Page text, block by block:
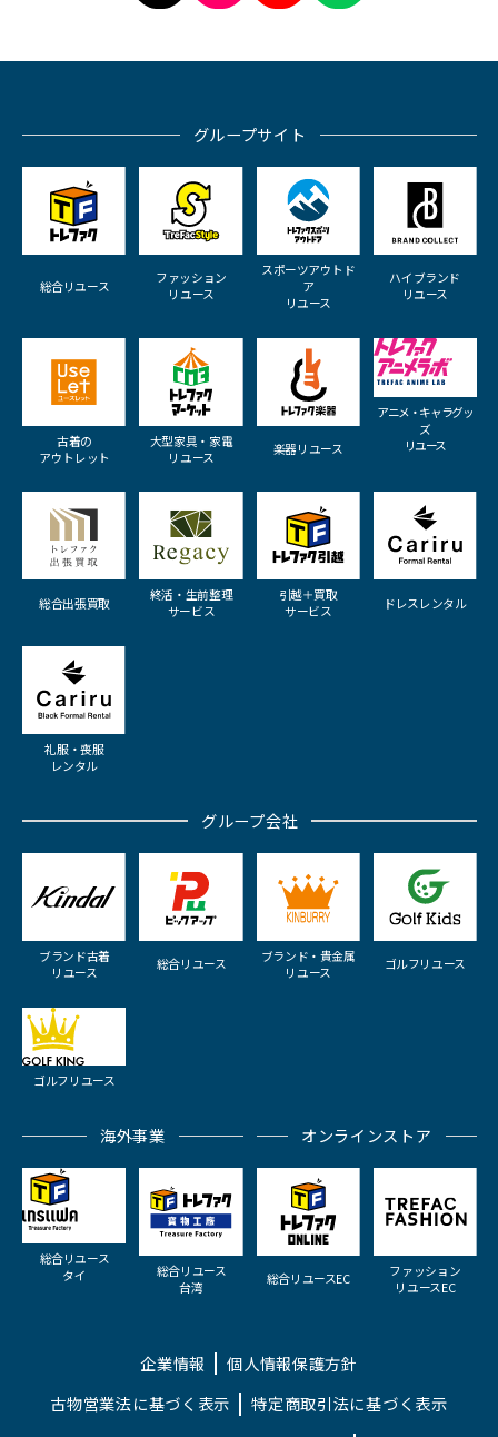
グループサイト
総合リユース
ファッション
リユース
スポーツアウトド
ア
リユース
ハイブランド
リユース
古着の
アウトレット
大型家具・家電
リユース
楽器リユース
アニメ・キャラグッ
ズ
リユース
総合出張買取
終活・生前整理
サービス
引越＋買取
サービス
ドレスレンタル
礼服・喪服
レンタル
グループ会社
ブランド古着
リユース
総合リユース
ブランド・貴金属
リユース
ゴルフリユース
ゴルフリユース
海外事業
総合リユース
タイ
総合リユース
台湾
オンラインストア
総合リユースEC
ファッション
リユースEC
企業情報
個人情報保護方針
古物営業法に基づく表示
特定商取引法に基づく表示